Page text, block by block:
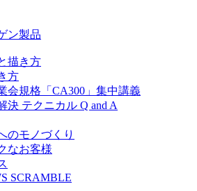
ン製品
描き方
方
会規格「CA300」集中講義
決 テクニカル Q and A
のモノづくり
なお客様
SCRAMBLE